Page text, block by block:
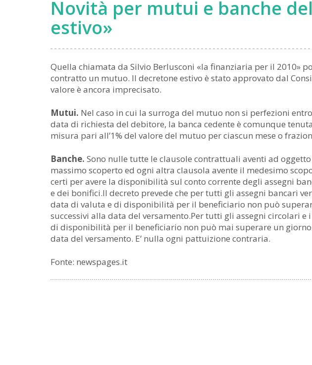
Novità per mutui e banche
estivo»
Quella chiamata da Silvio Berlusconi «la finanziaria per il 2010»
contratto un mutuo. Il decretone estivo è stato approvato dal
valore è ancora imprecisato.
Mutui. Nel caso in cui la surroga del mutuo non si perfezioni
data di richiesta del debitore, la banca cedente è comunque
misura pari all’1% del valore del mutuo per ciascun mese o
Banche. Sono nulle tutte le clausole contrattuali aventi ad
massimo scoperto ed ogni altra clausola avente il medesimo
certi per avere la disponibilità sul conto corrente degli assegni
e dei bonifici.Il decreto prevede che per tutti gli assegni bancari
data di valuta e di disponibilità per il beneficiario non può
successivi alla data del versamento.Per tutti gli assegni circolari
di disponibilità per il beneficiario non può mai superare un giorno
data del versamento. E’ nulla ogni pattuizione contraria.
Fonte: newspages.it